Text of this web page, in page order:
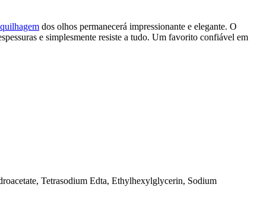
dos olhos permanecerá impressionante e elegante. O
e simplesmente resiste a tudo. Um favorito confiável em
Tetrasodium Edta, Ethylhexylglycerin, Sodium